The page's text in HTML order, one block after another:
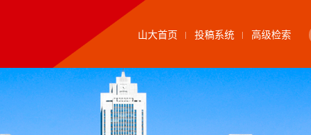
山大首页 投稿系统 高级检索